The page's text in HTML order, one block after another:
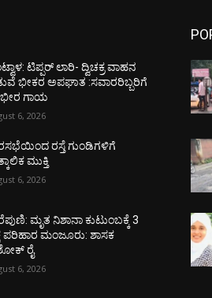
ಟಿಪ್ಪರ್ ಲಾರಿ- ದ್ವಿಚಕ್ರ ವಾಹನ
ಭೀಕರ ಅಪಘಾತ :ಸವಾರರಿಬ್ಬರಿಗೆ
ಗಾಯ
6, 2026
ರಸ್ತೆ ಗುಂಡಿಗಳಿಗೆ
ಮುಕ್ತಿ
6, 2026
ಮೃತ ನಿಶಾನಾ ಕುಟುಂಬಕ್ಕೆ 3
ಪರಿಹಾರ ಮಂಜೂರು: ಶಾಸಕ
ರೈ
6, 2026